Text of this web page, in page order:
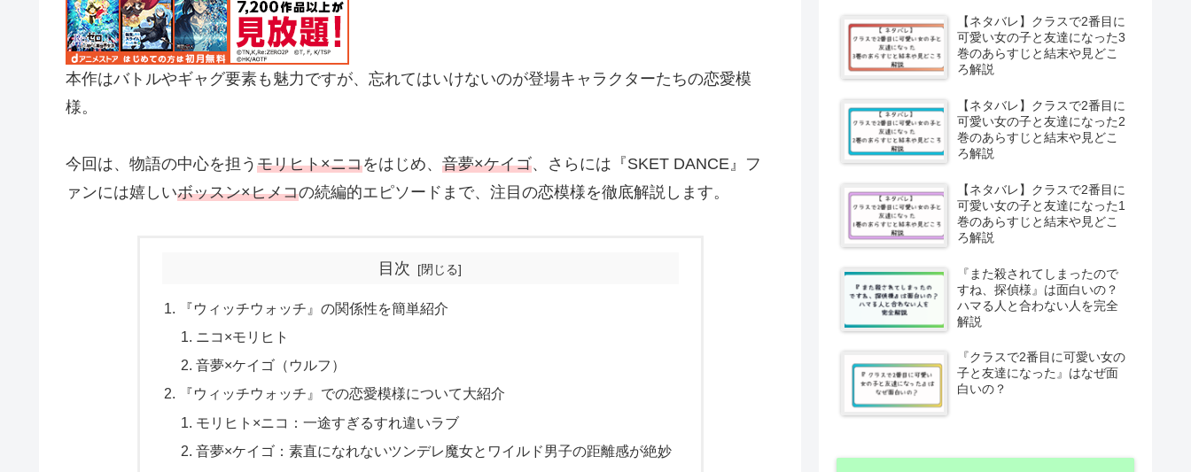
本作はバトルやギャグ要素も魅力ですが、忘れてはいけないのが登場キャラクターたちの恋愛模
様。
今回は、物語の中心を担う モリヒト×ニコをはじめ、 音夢×ケイゴ、さらには『SKET DANCE』フ
ァンには嬉しいボッスン×ヒメコの続編的エピソードまで、注目の恋模様を徹底解説します。
目次
『ウィッチウォッチ』の関係性を簡単紹介
ニコ×モリヒト
音夢×ケイゴ（ウルフ）
『ウィッチウォッチ』での恋愛模様について大紹介
モリヒト×ニコ：一途すぎるすれ違いラブ
音夢×ケイゴ：素直になれないツンデレ魔女とワイルド男子の距離感が絶妙
【ネタバレ】クラスで2番目に
可愛い女の子と友達になった3
巻のあらすじと結末や見どこ
ろ解説
【ネタバレ】クラスで2番目に
可愛い女の子と友達になった2
巻のあらすじと結末や見どこ
ろ解説
【ネタバレ】クラスで2番目に
可愛い女の子と友達になった1
巻のあらすじと結末や見どこ
ろ解説
『また殺されてしまったので
すね、探偵様』は面白いの？
ハマる人と合わない人を完全
解説
『クラスで2番目に可愛い女の
子と友達になった』はなぜ面
白いの？